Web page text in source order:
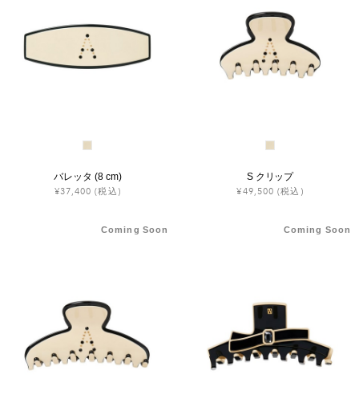
クラフトマンシップ
ストア
お修理について
バレッタ (8 cm)
¥37,400 (税込)
S クリップ
¥49,500 (税込)
Coming Soon Coming Soon